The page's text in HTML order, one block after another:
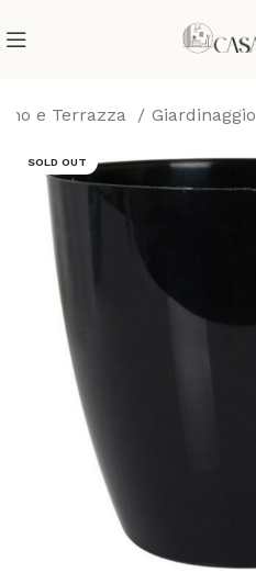
e Terrazza Giardinaggio
SOLD OUT